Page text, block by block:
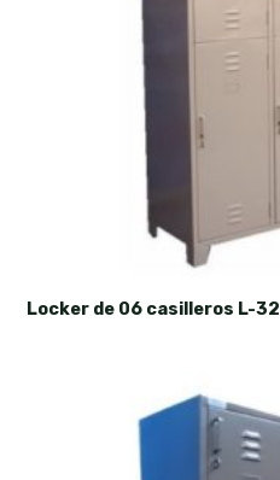
Locker de 06 casilleros L-32